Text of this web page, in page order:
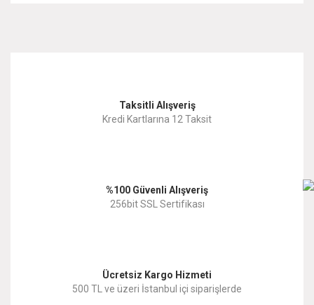
Ürün resmi kalitesiz, bozuk veya görüntülenemiyor.
Ürün fiyatı diğer sitelerden daha pahalı.
Taksitli Alışveriş
Kredi Kartlarına 12 Taksit
%100 Güvenli Alışveriş
256bit SSL Sertifikası
Ücretsiz Kargo Hizmeti
500 TL ve üzeri İstanbul içi siparişlerde